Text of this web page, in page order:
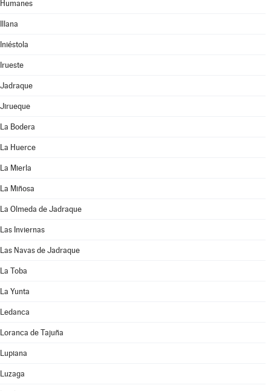
Humanes
Illana
Iniéstola
Irueste
Jadraque
Jirueque
La Bodera
La Huerce
La Mierla
La Miñosa
La Olmeda de Jadraque
Las Inviernas
Las Navas de Jadraque
La Toba
La Yunta
Ledanca
Loranca de Tajuña
Lupiana
Luzaga